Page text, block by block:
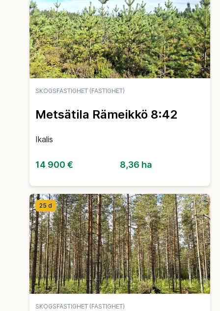
SKOGSFASTIGHET (FASTIGHET)
Metsätila Rämeikkö 8:42
Ikalis
14 900 € 8,36 ha
25 d
SKOGSFASTIGHET (FASTIGHET)